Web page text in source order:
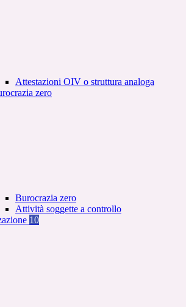
Attestazioni OIV o struttura analoga
zero
Burocrazia zero
Attività soggette a controllo
10